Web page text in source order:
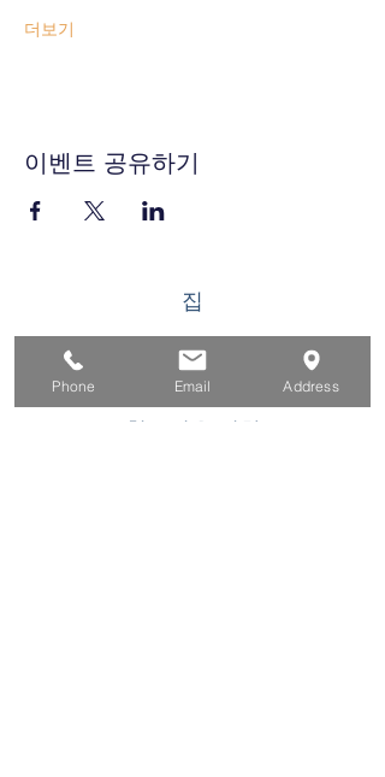
더보기
이벤트 공유하기
집
구직자를 위해
기업용
청소년을 위한
Phone Email Address